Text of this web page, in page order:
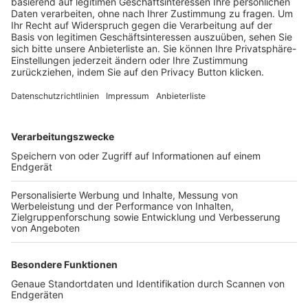
Trainerbörse
Login SpielPlus
FOLGE DEM BFV
TOP-VEREINE
TOP-PARTNER